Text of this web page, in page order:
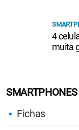
SMARTPHONES
Fichas
4
muita